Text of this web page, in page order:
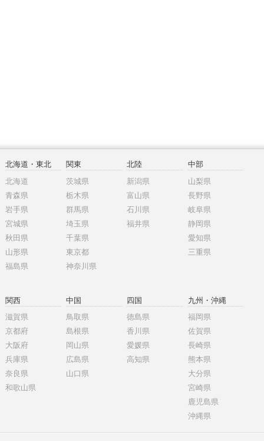
北海道・東北
北海道
青森県
岩手県
宮城県
秋田県
山形県
福島県
関東
茨城県
栃木県
群馬県
埼玉県
千葉県
東京都
神奈川県
北陸
新潟県
富山県
石川県
福井県
中部
山梨県
長野県
岐阜県
静岡県
愛知県
三重県
関西
滋賀県
京都府
大阪府
兵庫県
奈良県
和歌山県
中国
鳥取県
島根県
岡山県
広島県
山口県
四国
徳島県
香川県
愛媛県
高知県
九州・沖縄
福岡県
佐賀県
長崎県
熊本県
大分県
宮崎県
鹿児島県
沖縄県